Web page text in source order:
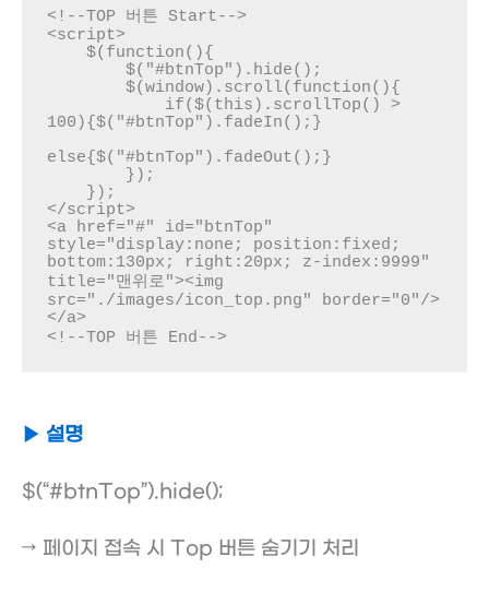
<!--TOP 버튼 Start-->
<script>
    $(function(){
        $("#btnTop").hide();
        $(window).scroll(function(){
100){$("#btnTop").fadeIn();}
else{$("#btnTop").fadeOut();}
</script>
<a href="#" id="btnTop"
style="display:none; position:fixed;
bottom:130px; right:20px; z-index:9999"
title="맨위로"><img
src="./images/icon_top.png" border="0"/>
</a>
<!--TOP 버튼 End-->
▶ 설명
$(“#btnTop”).hide();
→ 페이지 접속 시 Top 버튼 숨기기 처리